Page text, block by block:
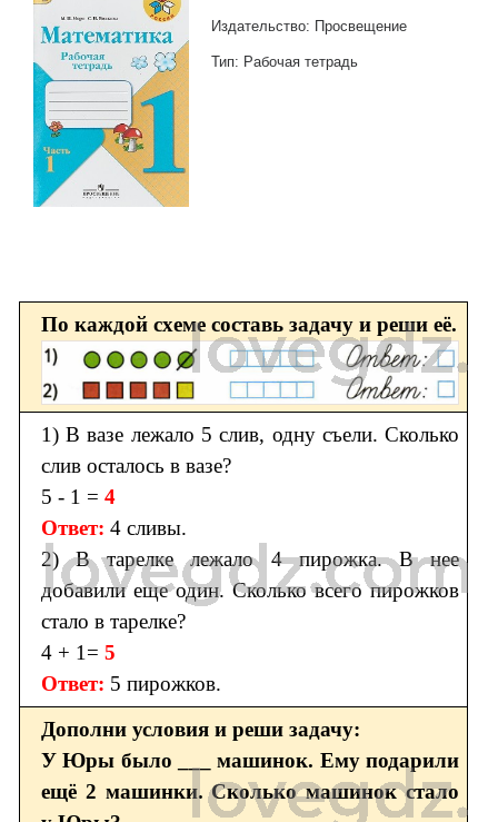
Издательство: Просвещение
Тип: Рабочая тетрадь
По каждой схеме составь задачу и реши её.
1) В вазе лежало 5 слив, одну съели. Сколько
слив осталось в вазе?
5 - 1 = 4
Ответ: 4 сливы.
2) В тарелке лежало 4 пирожка. В нее
добавили еще один. Сколько всего пирожков
стало в тарелке?
4 + 1= 5
Ответ: 5 пирожков.
Дополни условия и реши задачу:
У Юры было ___ машинок. Ему подарили
ещё 2 машинки. Сколько машинок стало